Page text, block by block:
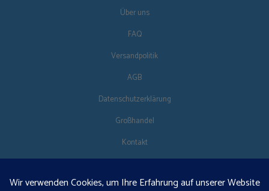
Über uns
FAQ
Versandpolitik
AGB
Datenschutzerklärung
Großhandel
Kontakt
FOLG UNS